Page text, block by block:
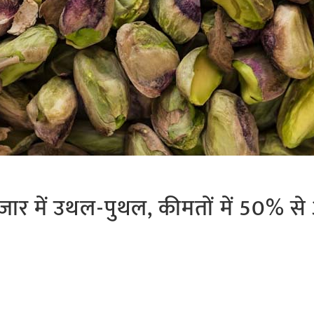
में उथल-पुथल, कीमतों में 50%